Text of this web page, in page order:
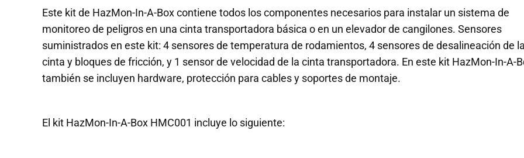
Este kit de HazMon-In-A-Box contiene todos los componentes necesarios para instalar un sistema de
monitoreo de peligros en una cinta transportadora básica o en un elevador de cangilones. Sensores
suministrados en este kit: 4 sensores de temperatura de rodamientos, 4 sensores de desalineación de la
cinta y bloques de fricción, y 1 sensor de velocidad de la cinta transportadora. En este kit HazMon-In-A-
también se incluyen hardware, protección para cables y soportes de montaje.
El kit HazMon-In-A-Box HMC001 incluye lo siguiente: